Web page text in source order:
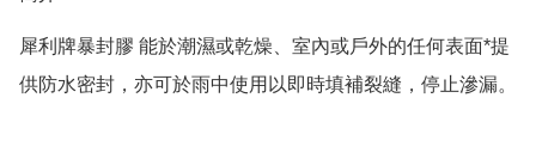
犀利牌暴封膠 能於潮濕或乾燥、室內或戶外的任何表面*提
供防水密封，亦可於雨中使用以即時填補裂縫，停止滲漏。